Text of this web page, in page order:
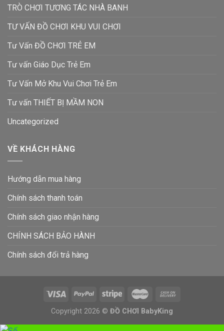
TRÒ CHƠI TƯƠNG TÁC NHÀ BANH
TƯ VẤN ĐỒ CHƠI KHU VUI CHƠI
Tư Vấn ĐỒ CHƠI TRẺ EM
Tư vấn Giáo Dục Trẻ Em
Tư Vấn Mở Khu Vui Chơi Trẻ Em
Tư vấn THIẾT BỊ MẦM NON
Uncategorized
VỀ KHÁCH HÀNG
Hướng dẫn mua hàng
Chính sách thanh toán
Chính sách giao nhận hàng
CHÍNH SÁCH BẢO HÀNH
Chính sách đổi trả hàng
Copyright 2026 © ĐỒ CHƠI BabyKing